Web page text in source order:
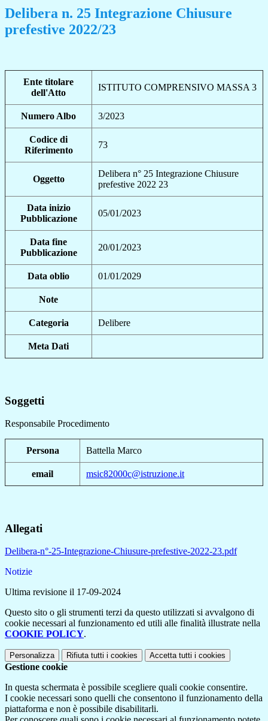
Delibera n. 25 Integrazione Chiusure
prefestive 2022/23
Ente titolare
dell'Atto
ISTITUTO COMPRENSIVO MASSA 3
Numero Albo 3/2023
Codice di
Riferimento
73
Oggetto
Delibera n° 25 Integrazione Chiusure
prefestive 2022 23
Data inizio
Pubblicazione
05/01/2023
Data fine
Pubblicazione
20/01/2023
Data oblio 01/01/2029
Note
Categoria Delibere
Meta Dati
Soggetti
Responsabile Procedimento
Persona Battella Marco
email msic82000c@istruzione.it
Allegati
Delibera-n°-25-Integrazione-Chiusure-prefestive-2022-23.pdf
Notizie
Ultima revisione il 17-09-2024
Questo sito o gli strumenti terzi da questo utilizzati si avvalgono di
cookie necessari al funzionamento ed utili alle finalità illustrate nella
COOKIE POLICY.
Personalizza Rifiuta tutti i cookies Accetta tutti i cookies
Gestione cookie
In questa schermata è possibile scegliere quali cookie consentire.
I cookie necessari sono quelli che consentono il funzionamento della
piattaforma e non è possibile disabilitarli.